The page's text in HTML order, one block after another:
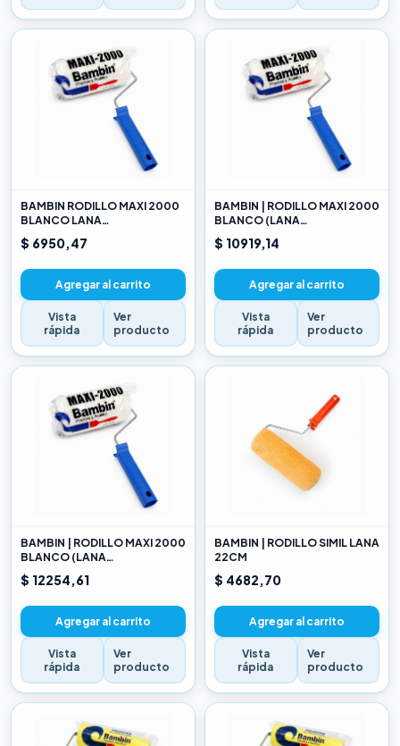
BAMBIN RODILLO MAXI 2000
BLANCO LANA
SELECCIONADA 10 CM
$ 6950,47
Agregar al carrito
Vista
rápida
Ver
producto
BAMBIN | RODILLO MAXI 2000
BLANCO (LANA
SELECCIONADA) 17CM
$ 10919,14
Agregar al carrito
Vista
rápida
Ver
producto
BAMBIN | RODILLO MAXI 2000
BLANCO (LANA
SELECCIONADA) 22CM
$ 12254,61
Agregar al carrito
Vista
rápida
Ver
producto
BAMBIN | RODILLO SIMIL LANA
22CM
$ 4682,70
Agregar al carrito
Vista
rápida
Ver
producto